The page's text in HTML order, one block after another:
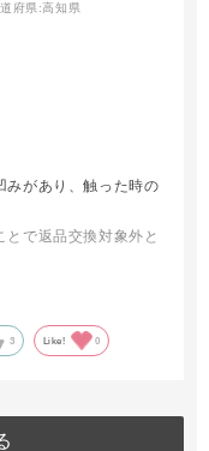
府県:高知県
みがあり、触った時の
で返品交換対象外と
を外した後は使用済
3 Like! 0